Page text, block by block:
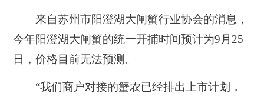
来自苏州市阳澄湖大闸蟹行业协会的消息，
今年阳澄湖大闸蟹的统一开捕时间预计为9月25
日，价格目前无法预测。
“我们商户对接的蟹农已经排出上市计划，